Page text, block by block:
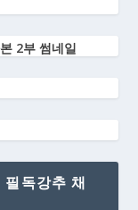
독강추 채